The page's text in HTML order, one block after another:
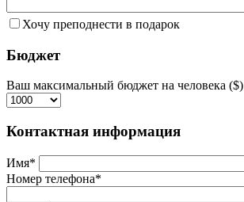
Хочу преподнести в подарок
Бюджет
Ваш максимальный бюджет на человека ($)
Контактная информация
Имя*
Номер телефона*